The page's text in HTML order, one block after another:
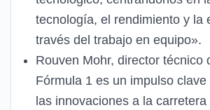
tecnología, el rendimiento y la
través del trabajo en equipo».
Rouven Mohr, director técnico
Fórmula 1 es un impulso
las innovaciones a la